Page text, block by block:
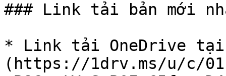
### Link tải bản mới
* Link tải OneDrive
(https://1drv.ms/u/c/